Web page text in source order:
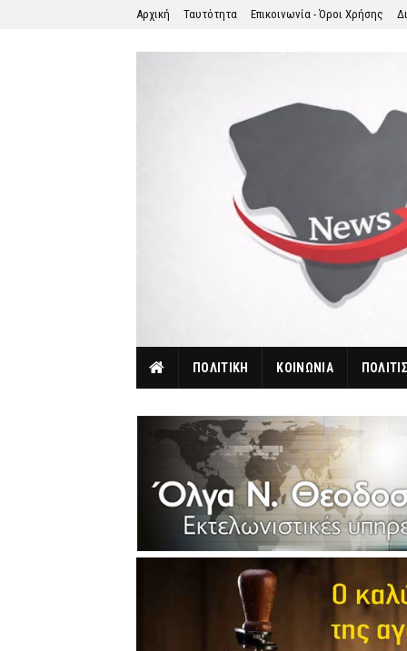
Αρχική Ταυτότητα Επικοινωνία - Όροι Χρήσης
ΠΟΛΙΤΙΚΗ ΚΟΙΝΩΝΙΑ